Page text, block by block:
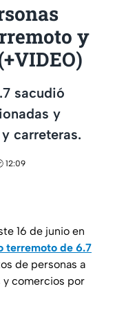
y
sacudió
y
carreteras.
12:09
16 de junio en
terremoto de 6.7
de personas a
y comercios por